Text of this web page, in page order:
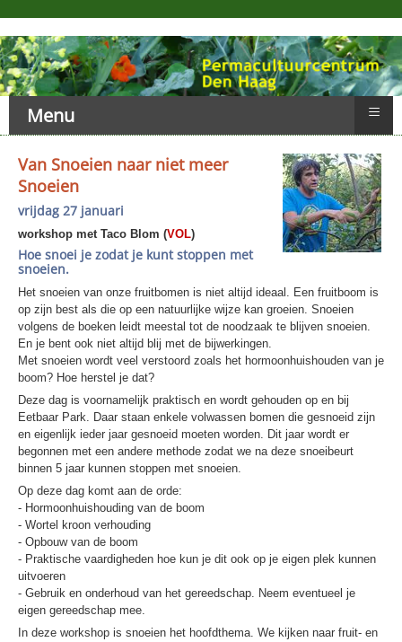
Menu ≡
Van Snoeien naar niet meer
Snoeien
vrijdag 27 januari
workshop met Taco Blom (VOL)
Hoe snoei je zodat je kunt stoppen met
snoeien.
Het snoeien van onze fruitbomen is niet altijd ideaal. Een fruitboom is
op zijn best als die op een natuurlijke wijze kan groeien. Snoeien
volgens de boeken leidt meestal tot de noodzaak te blijven snoeien.
En je bent ook niet altijd blij met de bijwerkingen.
Met snoeien wordt veel verstoord zoals het hormoonhuishouden van je
boom? Hoe herstel je dat?
Deze dag is voornamelijk praktisch en wordt gehouden op en bij
Eetbaar Park. Daar staan enkele volwassen bomen die gesnoeid zijn
en eigenlijk ieder jaar gesnoeid moeten worden. Dit jaar wordt er
begonnen met een andere methode zodat we na deze snoeibeurt
binnen 5 jaar kunnen stoppen met snoeien.
Op deze dag komt aan de orde:
- Hormoonhuishouding van de boom
- Wortel kroon verhouding
- Opbouw van de boom
- Praktische vaardigheden hoe kun je dit ook op je eigen plek kunnen
uitvoeren
- Gebruik en onderhoud van het gereedschap. Neem eventueel je
eigen gereedschap mee.
In deze workshop is snoeien het hoofdthema. We kijken naar fruit- en